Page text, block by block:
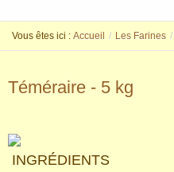
Vous êtes ici : Accueil / Les Farines /
Téméraire - 5 kg
INGRÉDIENTS